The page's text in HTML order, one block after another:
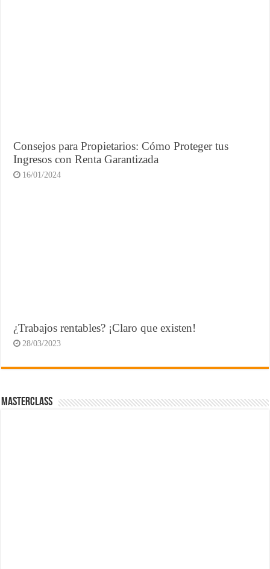
Consejos para Propietarios: Cómo Proteger tus
Ingresos con Renta Garantizada
16/01/2024
¿Trabajos rentables? ¡Claro que existen!
28/03/2023
MasterClass